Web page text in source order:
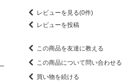
レビューを見る(0件)
レビューを投稿
この商品を友達に教える
この商品について問い合わせる
買い物を続ける